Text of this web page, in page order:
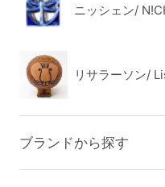
ニッシェン/
リサラーソン/
ブランドから探す